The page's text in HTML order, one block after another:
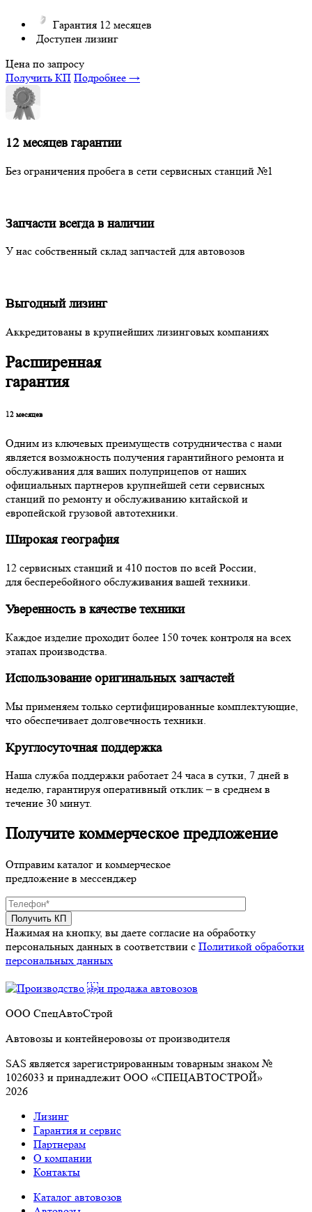
Гарантия 12 месяцев
Доступен лизинг
Цена по запросу
Получить КП Подробнее →
12 месяцев гарантии
Без ограничения пробега в сети сервисных станций №1
Запчасти всегда в наличии
У нас собственный склад запчастей для автовозов
Выгодный лизинг
Аккредитованы в крупнейших лизинговых компаниях
Расширенная
гарантия
12 месяцев
Одним из ключевых преимуществ сотрудничества с нами
является возможность получения гарантийного ремонта и
обслуживания для ваших полуприцепов от наших
официальных партнеров крупнейшей сети сервисных
станций по ремонту и обслуживанию китайской и
европейской грузовой автотехники.
Широкая география
12 сервисных станций и 410 постов по всей России,
для бесперебойного обслуживания вашей техники.
Уверенность в качестве техники
Каждое изделие проходит более 150 точек контроля на всех
этапах производства.
Использование оригинальных запчастей
Мы применяем только сертифицированные комплектующие,
что обеспечивает долговечность техники.
Круглосуточная поддержка
Наша служба поддержки работает 24 часа в сутки, 7 дней в
неделю, гарантируя оперативный отклик – в среднем в
течение 30 минут.
Получите коммерческое предложение
Отправим каталог и коммерческое
предложение в мессенджер
Нажимая на кнопку, вы даете согласие на обработку
персональных данных в соответствии c Политикой обработки
персональных данных
ООО СпецАвтоСтрой
Автовозы и контейнеровозы от производителя
SAS является зарегистрированным товарным знаком №
1026033 и принадлежит ООО «СПЕЦАВТОСТРОЙ»
2026
Лизинг
Гарантия и сервис
Партнерам
О компании
Контакты
Каталог автовозов